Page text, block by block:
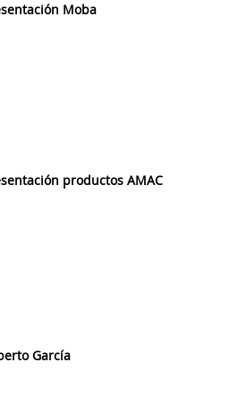
Moba
productos AMAC
García